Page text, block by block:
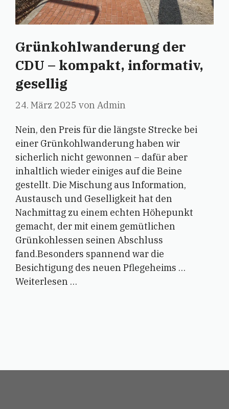
Grünkohlwanderung der
CDU – kompakt, informativ,
gesellig
24. März 2025 von Admin
Nein, den Preis für die längste Strecke bei
einer Grünkohlwanderung haben wir
sicherlich nicht gewonnen – dafür aber
inhaltlich wieder einiges auf die Beine
gestellt. Die Mischung aus Information,
Austausch und Geselligkeit hat den
Nachmittag zu einem echten Höhepunkt
gemacht, der mit einem gemütlichen
Grünkohlessen seinen Abschluss
fand.Besonders spannend war die
Besichtigung des neuen Pflegeheims …
Weiterlesen …